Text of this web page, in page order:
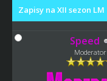
Zapisy na XII sezon LM
Speed
Moderator